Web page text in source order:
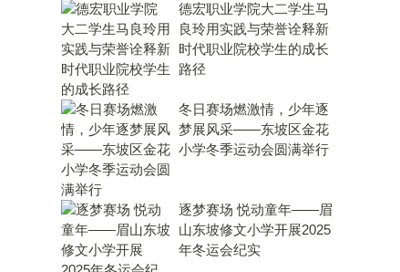
德宏职业学院大二学生马
良玲用实践与荣誉诠释新
时代职业院校学生的成长
路径
冬日赛场燃激情，少年逐
梦展风采——东坡区金花
小学冬季运动会圆满举行
逐梦赛场 悦动童年——眉
山东坡修文小学开展2025
年冬运会纪实